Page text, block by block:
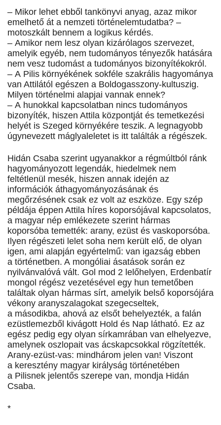
– Mikor lehet ebből tankönyvi anyag, azaz mikor
emelhető át a nemzeti történelemtudatba? –
motoszkált bennem a logikus kérdés.
– Amikor nem lesz olyan kizárólagos szervezet,
amelyik egyéb, nem tudományos tényezők hatására
nem vesz tudomást a tudományos bizonyítékokról.
– A Pilis környékének sokféle szakrális hagyománya
van Attilától egészen a Boldogasszony-kultuszig.
Milyen történelmi alapjai vannak ennek?
– A hunokkal kapcsolatban nincs tudományos
bizonyíték, hiszen Attila központját és temetkezési
helyét is Szeged környékére teszik. A legnagyobb
úgynevezett máglyaleletet is itt találták a régészek.
Hidán Csaba szerint ugyanakkor a régmúltból ránk
hagyományozott legendák, hiedelmek nem
feltétlenül mesék, hiszen annak idején az
információk áthagyományozásának és
megőrzésének csak ez volt az eszköze. Egy szép
példája éppen Attila híres koporsójával kapcsolatos,
a magyar nép emlékezete szerint hármas
koporsóba temették: arany, ezüst és vaskoporsóba.
Ilyen régészeti lelet soha nem került elő, de olyan
igen, ami alapján egyértelmű: van igazság ebben
a történetben. A mongóliai ásatások során ez
nyilvánvalóvá vált. Gol mod 2 lelőhelyen, Erdenbatír
mongol régész vezetésével egy hun temetőben
találtak olyan hármas sírt, amelyik belső koporsójára
vékony aranyszalagokat szegecseltek,
a másodikba, ahová az elsőt behelyezték, a falán
ezüstlemezből kivágott Hold és Nap látható. Ez az
egész pedig egy olyan sírkamrában van elhelyezve,
amelynek oszlopait vas ácskapcsokkal rögzítették.
Arany-ezüst-vas: mindhárom jelen van! Viszont
a keresztény magyar királyság történetében
a Pilisnek jelentős szerepe van, mondja Hidán
Csaba.
*